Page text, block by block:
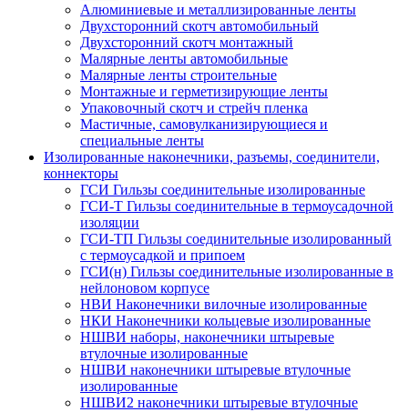
Алюминиевые и металлизированные ленты
Двухсторонний скотч автомобильный
Двухсторонний скотч монтажный
Малярные ленты автомобильные
Малярные ленты строительные
Монтажные и герметизирующие ленты
Упаковочный скотч и стрейч пленка
Мастичные, самовулканизирующиеся и
специальные ленты
Изолированные наконечники, разъемы, соединители,
коннекторы
ГСИ Гильзы соединительные изолированные
ГСИ-Т Гильзы соединительные в термоусадочной
изоляции
ГСИ-ТП Гильзы соединительные изолированный
с термоусадкой и припоем
ГСИ(н) Гильзы соединительные изолированные в
нейлоновом корпусе
НВИ Наконечники вилочные изолированные
НКИ Наконечники кольцевые изолированные
НШВИ наборы, наконечники штыревые
втулочные изолированные
НШВИ наконечники штыревые втулочные
изолированные
НШВИ2 наконечники штыревые втулочные